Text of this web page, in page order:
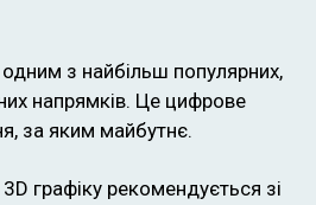
з найбільш популярних,
напрямків. Це цифрове
за яким майбутнє.
графіку рекомендується зі